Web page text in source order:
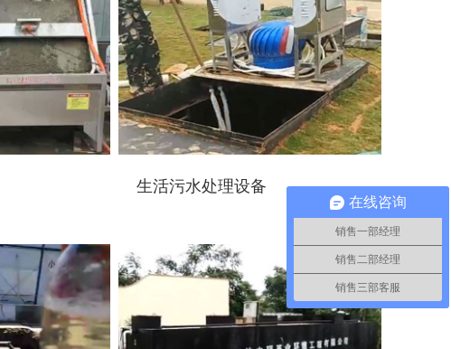
生活污水处理设备
在线咨询
销售一部经理
销售二部经理
销售三部客服